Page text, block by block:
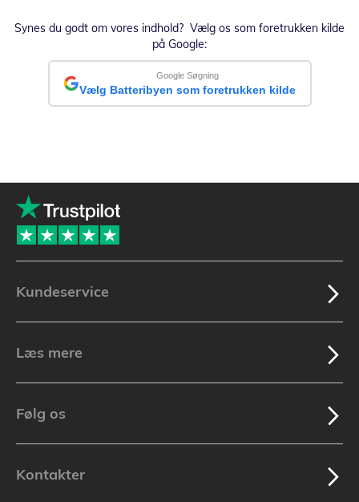
Synes du godt om vores indhold? Vælg os som foretrukken kilde
på Google:
Google Søgning
Vælg Batteribyen som foretrukken kilde
Kundeservice
Læs mere
Følg os
Kontakter